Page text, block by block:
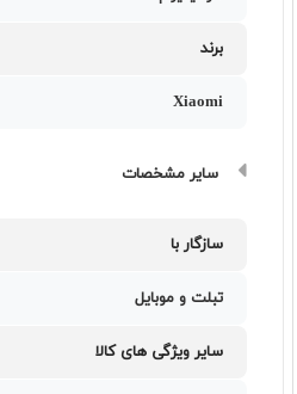
برند
Xiaomi
سایر مشخصات
سازگار با
تبلت و موبایل
سایر ویژگی های کالا